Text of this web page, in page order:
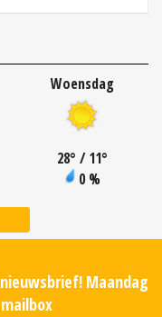
Woensdag
28° / 11°
0 %
Maandag